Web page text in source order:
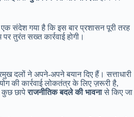
संदेश गया है कि इस बार प्रशासन पूरी तरह
तुरंत सख्त कार्रवाई होगी।
दलों ने अपने-अपने बयान दिए हैं। सत्ताधारी
की कार्रवाई लोकतंत्र के लिए ज़रूरी है,
कुछ छापेराजनीतिक बदले की भावनासे किए जा